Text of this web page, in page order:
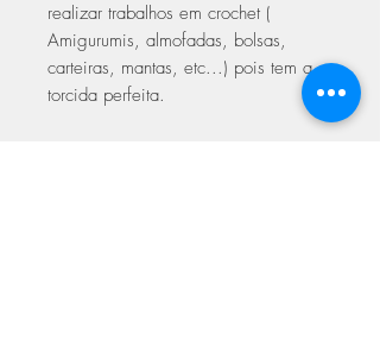
realizar trabalhos em crochet (
Amigurumis, almofadas, bolsas,
carteiras, mantas, etc...) pois tem a
torcida perfeita.